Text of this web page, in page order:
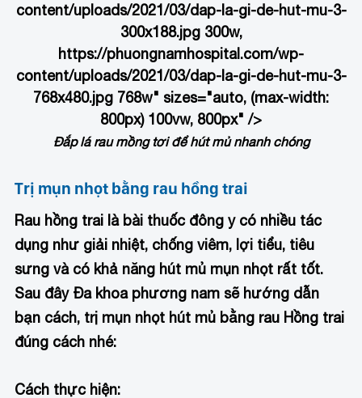
content/uploads/2021/03/dap-la-gi-de-hut-mu-3-
300x188.jpg 300w,
https://phuongnamhospital.com/wp-
content/uploads/2021/03/dap-la-gi-de-hut-mu-3-
768x480.jpg 768w" sizes="auto, (max-width:
800px) 100vw, 800px" />
Đắp lá rau mồng tơi để hút mủ nhanh chóng
Trị mụn nhọt bằng rau hồng trai
Rau hồng trai là bài thuốc đông y có nhiều tác
dụng như giải nhiệt, chống viêm, lợi tiểu, tiêu
sưng và có khả năng hút mủ mụn nhọt rất tốt.
Sau đây Đa khoa phương nam sẽ hướng dẫn
bạn cách, trị mụn nhọt hút mủ bằng rau Hồng trai
đúng cách nhé:
Cách thực hiện: